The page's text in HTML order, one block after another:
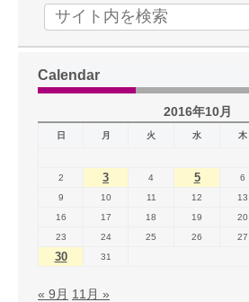
Calendar
2016年10月
日 月 火 水 木
2
3 4 5 6
9
10 11 12 13
16
17 18 19 20
23
24 25 26 27
30 31
« 9月 11月 »